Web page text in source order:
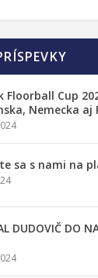
Floorball Cup
Nemecka aj
sa s nami na
DUDOVIČ DO